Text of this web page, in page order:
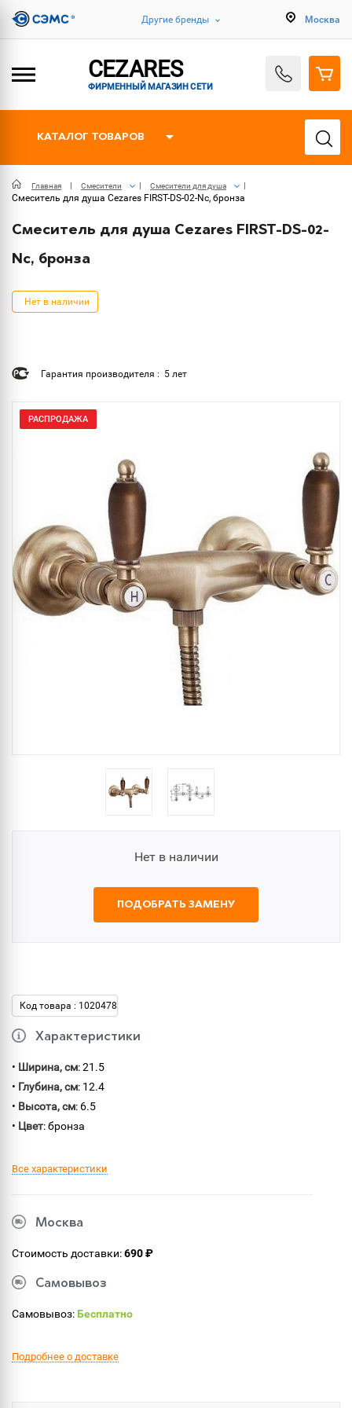
Другие бренды Москва
CEZARES
ФИРМЕННЫЙ МАГАЗИН СЕТИ
КАТАЛОГ ТОВАРОВ
Главная Смесители Смесители для душа
Смеситель для душа Cezares FIRST-DS-02-Nc, бронза
Смеситель для душа Cezares FIRST-DS-02-
Nc, бронза
Нет в наличии
Гарантия производителя : 5 лет
РАСПРОДАЖА
Нет в наличии
ПОДОБРАТЬ ЗАМЕНУ
Код товара : 1020478
Характеристики
• Ширина, см: 21.5
• Глубина, см: 12.4
• Высота, см: 6.5
• Цвет: бронза
Все характеристики
Москва
Стоимость доставки:690 ₽
Самовывоз
Самовывоз:Бесплатно
Подробнее о доставке